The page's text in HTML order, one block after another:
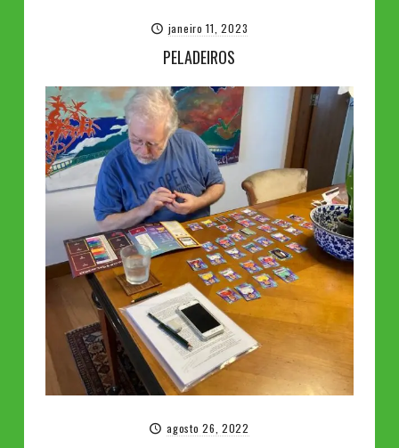
janeiro 11, 2023
PELADEIROS
agosto 26, 2022